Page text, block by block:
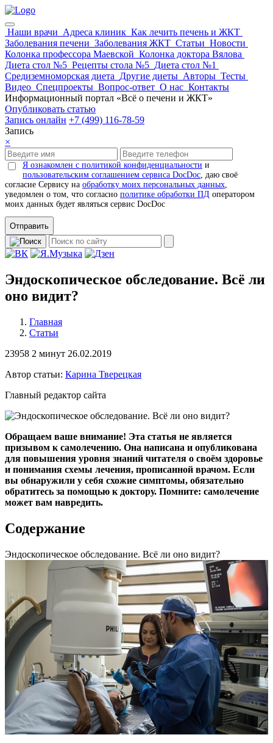
Наши врачи Адреса клиник Как лечить печень и ЖКТ
Заболевания печени Заболевания ЖКТ Статьи Новости
Колонка профессора Маевской Колонка доктора Вялова
Диета стол №5 Рецепты стола №5 Диета стол №1
Средиземноморская диета Другие диеты Авторы Тесты
Видео Спецпроекты Вопрос-ответ О нас Контакты
Информационный портал «Всё о печени и ЖКТ»
Опубликовать статью
Запись онлайн +7 (499) 116-78-59
Запись
×
Я ознакомлен с политикой конфиденциальности и
пользовательским соглашением сервиса DocDoc, даю своё
согласие Сервису на обработку моих персональных данных,
уведомлен о том, что согласно политике обработки ПД оператором
моих данных будет являться сервис DocDoc
Отправить
Эндоскопическое обследование. Всё ли
оно видит?
Главная
Статьи
23958 2 минут 26.02.2019
Автор статьи: Карина Тверецкая
Главный редактор сайта
Обращаем ваше внимание! Эта статья не является
призывом к самолечению. Она написана и опубликована
для повышения уровня знаний читателя о своём здоровье
и понимания схемы лечения, прописанной врачом. Если
вы обнаружили у себя схожие симптомы, обязательно
обратитесь за помощью к доктору. Помните: самолечение
может вам навредить.
Содержание
Эндоскопическое обследование. Всё ли оно видит?